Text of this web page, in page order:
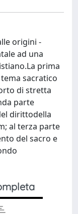
origini -
ad una
prima
sacratico
di stretta
parte
dirittodella
al terza parte
del sacro e